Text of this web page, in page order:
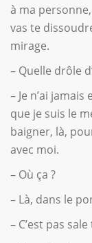
à ma
vas te
mirage.
– Quelle drôle
– Je n’ai
que je suis le
baigner, là,
avec moi.
– Où ça ?
– Là, dans le
– C’est pas